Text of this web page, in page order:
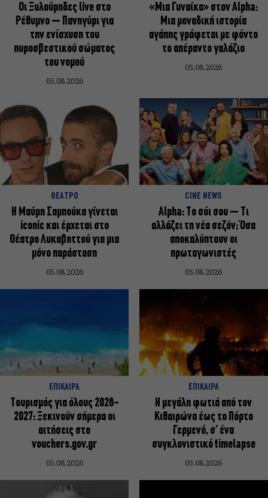
Οι Ξυλούρηδες live στο
Ρέθυμνο – Πανηγύρι για
την ενίσχυση του
πυροσβεστικού σώματος
του νομού
05.08.2026
«Μια Γυναίκα» στον Alpha:
Μια μοναδική ιστορία
αγάπης γράφεται με φόντο
το απέραντο γαλάζιο
05.08.2026
ΘΕΑΤΡΟ
Η Μαύρη Σαμπούκα γίνεται
iconic και έρχεται στο
Θέατρο Λυκαβηττού για μια
μόνο παράσταση
05.08.2026
CINE NEWS
Alpha: Το σόι σου – Τι
αλλάζει τη νέα σεζόν; Όσα
αποκαλύπτουν οι
πρωταγωνιστές
05.08.2026
ΕΠΙΚΑΙΡΑ
Τουρισμός για όλους 2026-
2027: Ξεκινούν σήμερα οι
αιτήσεις στο
vouchers.gov.gr
05.08.2026
ΕΠΙΚΑΙΡΑ
Η μεγάλη φωτιά από τον
Κιθαιρώνα έως το Πόρτο
Γερμενό, σ’ ένα
συγκλονιστικό timelapse
05.08.2026